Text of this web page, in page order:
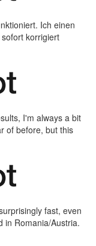
Ich einen
korrigiert
I'm always a bit
of before, but this
fast, even
in Romania/Austria.